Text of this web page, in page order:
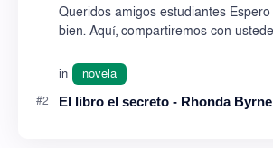
Queridos amigos estudiantes
bien. Aquí, compartiremos con
El libro el secreto - Rhonda